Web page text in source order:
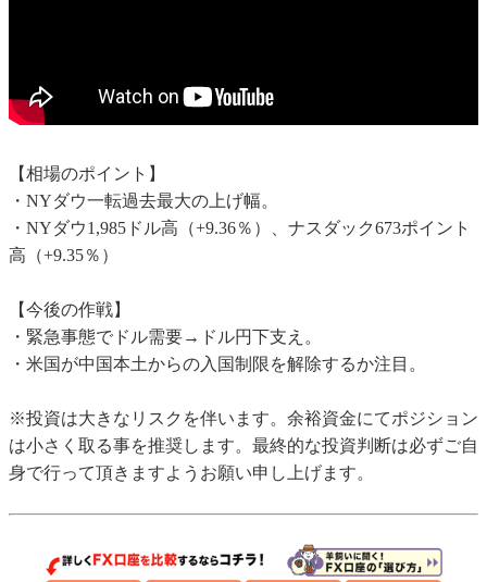
【相場のポイント】
・NYダウ一転過去最大の上げ幅。
・NYダウ1,985ドル高（+9.36％）、ナスダック673ポイント
高（+9.35％）
【今後の作戦】
・緊急事態でドル需要→ドル円下支え。
・米国が中国本土からの入国制限を解除するか注目。
※投資は大きなリスクを伴います。余裕資金にてポジション
は小さく取る事を推奨します。最終的な投資判断は必ずご自
身で行って頂きますようお願い申し上げます。